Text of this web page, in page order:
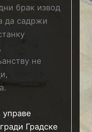
брак извод
да садржи
не
Градске